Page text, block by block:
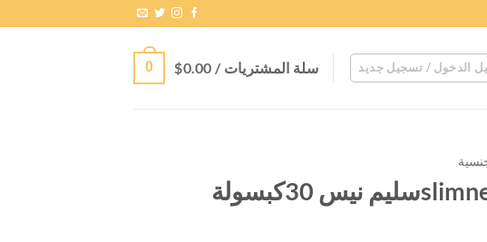
الدخول / تسجيل جديد سلة المشتريات / $0.00
0
slimness30 capsسليم نيس 30كبسولة